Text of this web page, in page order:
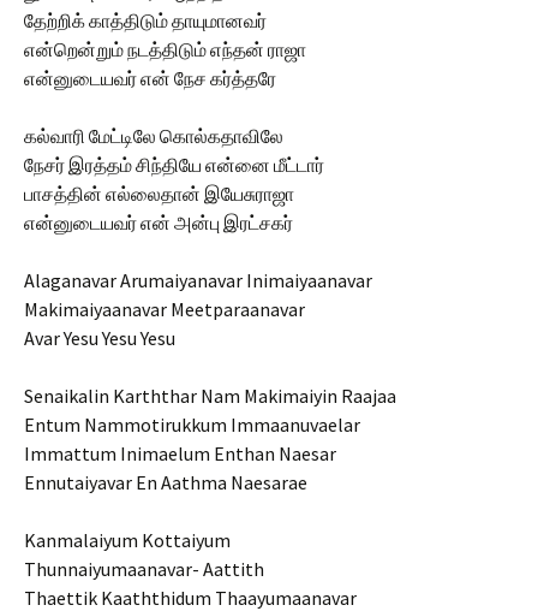
தேற்றிக் காத்திடும் தாயுமானவர்
என்றென்றும் நடத்திடும் எந்தன் ராஜா
என்னுடையவர் என் நேச கர்த்தரே
கல்வாரி மேட்டிலே கொல்கதாவிலே
நேசர் இரத்தம் சிந்தியே என்னை மீட்டார்
பாசத்தின் எல்லைதான் இயேசுராஜா
என்னுடையவர் என் அன்பு இரட்சகர்
Alaganavar Arumaiyanavar Inimaiyaanavar
Makimaiyaanavar Meetparaanavar
Avar Yesu Yesu Yesu
Senaikalin Karththar Nam Makimaiyin Raajaa
Entum Nammotirukkum Immaanuvaelar
Immattum Inimaelum Enthan Naesar
Ennutaiyavar En Aathma Naesarae
Kanmalaiyum Kottaiyum
Thunnaiyumaanavar- Aattith
Thaettik Kaaththidum Thaayumaanavar